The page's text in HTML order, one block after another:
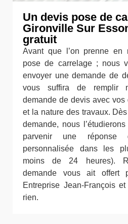
Un devis pose de
Gironville Sur
gratuit
Avant que l’on prenne en
pose de carrelage ; nous
envoyer une demande de
vous suffira de remplir
demande de devis avec vos
et la nature des travaux.
demande, nous
parvenir une réponse
personnalisée dans les
moins de 24 heures).
demande vous ait offert
Entreprise Jean-François
rien.